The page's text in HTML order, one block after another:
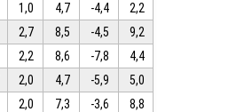
1,0 4,7 -4,4
2,2
2,7 8,5 -4,5
9,2
2,2 8,6 -7,8
4,4
2,0 4,7 -5,9
5,0
2,0 7,3 -3,6
8,8